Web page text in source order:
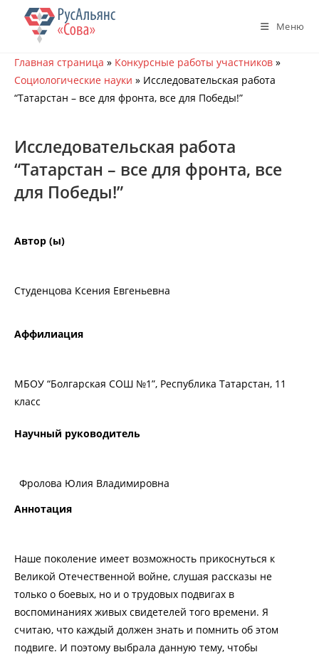
Перейти
содержимому
Меню
Главная страница » Конкурсные работы участников »
Социологические науки » Исследовательская работа
“Татарстан – все для фронта, все для Победы!”
Исследовательская работа
“Татарстан – все для фронта, все
для Победы!”
Автор (ы)
Студенцова Ксения Евгеньевна
Аффилиация
МБОУ “Болгарская СОШ №1”, Республика Татарстан, 11
класс
Научный руководитель
Фролова Юлия Владимировна
Аннотация
Наше поколение имеет возможность прикоснуться к
Великой Отечественной войне, слушая рассказы не
только о боевых, но и о трудовых подвигах в
воспоминаниях живых свидетелей того времени. Я
считаю, что каждый должен знать и помнить об этом
подвиге. И поэтому выбрала данную тему, чтобы